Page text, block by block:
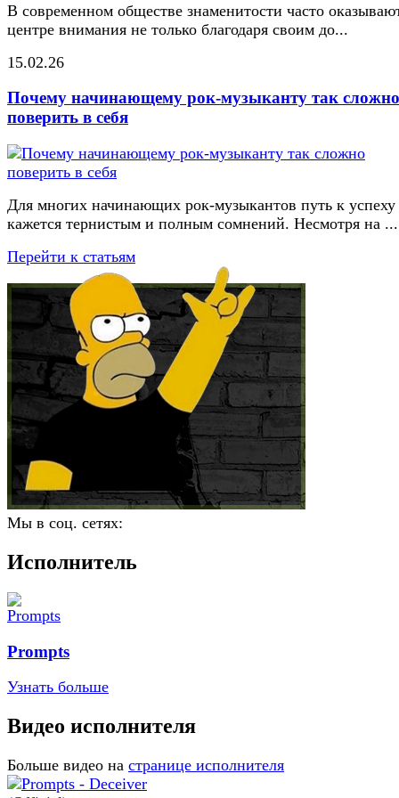
В современном обществе знаменитости часто
центре внимания не только благодаря своим до...
15.02.26
Почему начинающему рок-музыканту так сложно
поверить в себя
Для многих начинающих рок-музыкантов путь к успеху
кажется тернистым и полным сомнений. Несмотря на ...
Перейти к статьям
Мы в соц. сетях:
Исполнитель
Prompts
Узнать больше
Видео исполнителя
Больше видео на странице исполнителя